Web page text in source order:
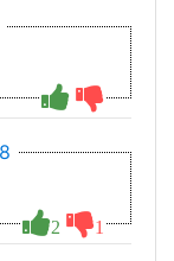
2 1